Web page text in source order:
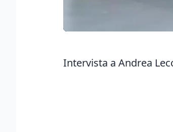
Intervista a Andrea